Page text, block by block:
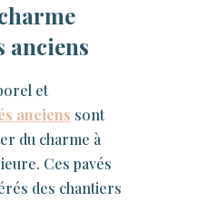
anciens
et
anciens sont
du charme à
Ces pavés
des chantiers